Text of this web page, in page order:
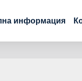
информация